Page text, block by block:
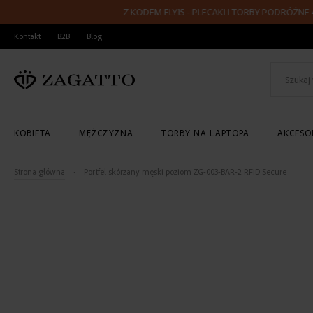
Z KODEM FLY15 - PLECAKI I TORBY PODRÓŻNE
PRZEJDŹ
DO
Kontakt B2B Blog
KOBIETA MĘŻCZYZNA TORBY NA LAPTOPA
Strona główna Portfel skórzany męski poziom ZG-003-BAR-2 RFID Secure